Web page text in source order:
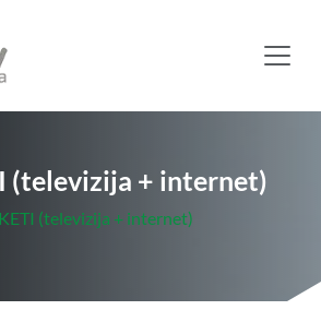
(televizija + internet)
(televizija + internet)